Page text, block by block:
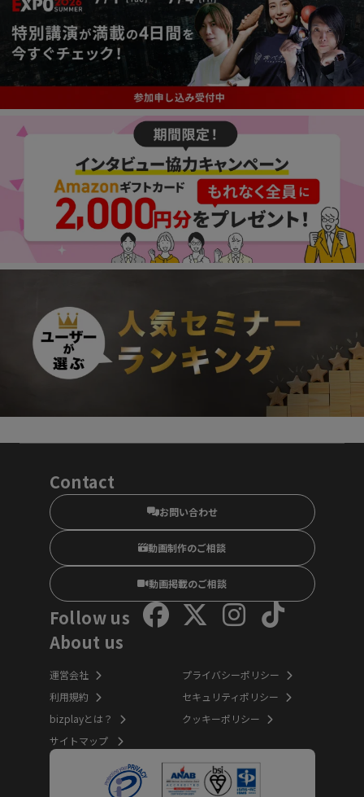
Contact
お問い合わせ
動画制作のご相談
動画掲載のご相談
Follow us
About us
運営会社
利用規約
bizplayとは？
サイトマップ
プライバシーポリシー
セキュリティポリシー
クッキーポリシー